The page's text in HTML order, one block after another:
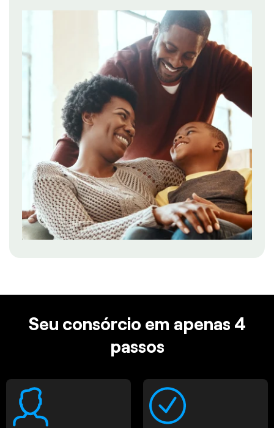
Seu consórcio em apenas 4
passos